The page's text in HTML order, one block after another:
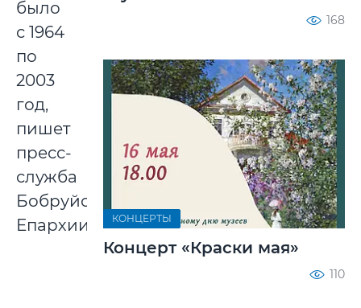
было
с 1964
по
2003
год,
пишет
пресс-
служба
Бобруйской
Епархии.
168
КОНЦЕРТЫ
Концерт «Краски мая»
110